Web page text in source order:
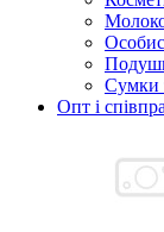
Сумки
Опт і